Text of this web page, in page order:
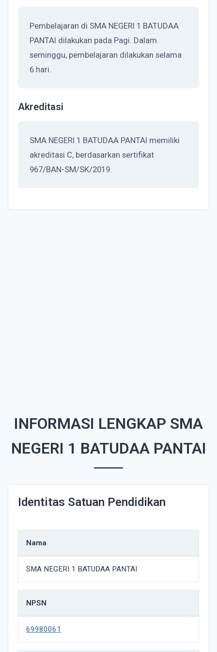
Pembelajaran di SMA NEGERI 1 BATUDAA
PANTAI dilakukan pada Pagi. Dalam
seminggu, pembelajaran dilakukan selama
6 hari.
Akreditasi
SMA NEGERI 1 BATUDAA PANTAI memiliki
akreditasi C, berdasarkan sertifikat
967/BAN-SM/SK/2019.
INFORMASI LENGKAP SMA
NEGERI 1 BATUDAA PANTAI
Identitas Satuan Pendidikan
Nama
SMA NEGERI 1 BATUDAA PANTAI
NPSN
69980061